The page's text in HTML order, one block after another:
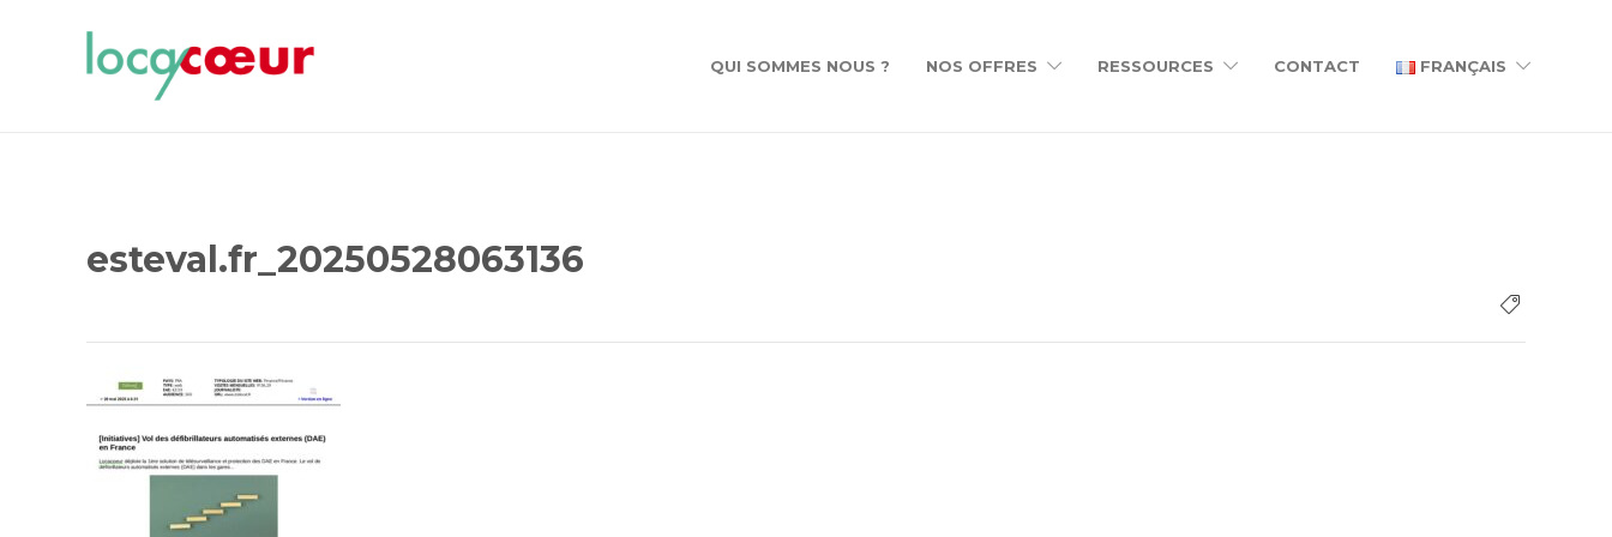
QUI SOMMES NOUS ? NOS OFFRES RESSOURCES CONTACT FRANÇAIS
esteval.fr_20250528063136